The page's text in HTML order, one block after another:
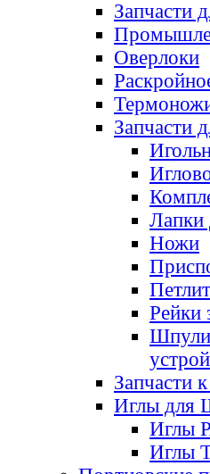
Запчасти
Оверлоки
Запчасти
Ножи
Рейки
Запчасти
Иглы
Иглы
Иглы